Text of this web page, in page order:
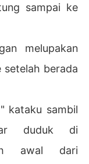
sampai ke
melupakan
setelah berada
kataku sambil
duduk di
awal dari